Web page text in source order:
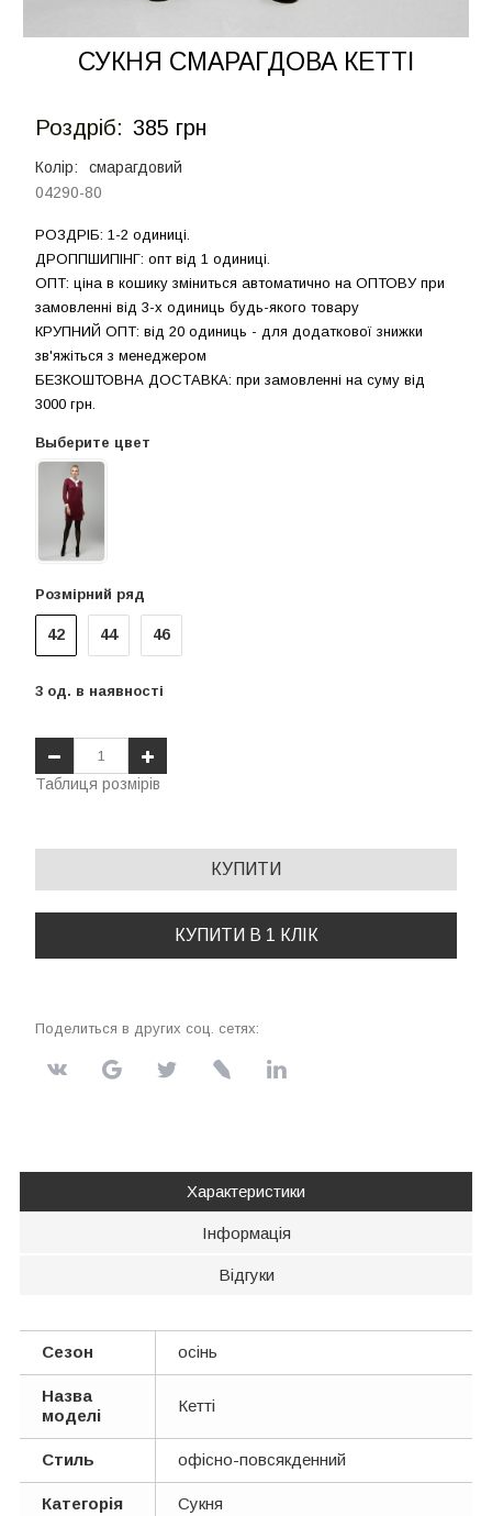
СУКНЯ СМАРАГДОВА КЕТТІ
Роздрiб: 385 грн
Колір:
смарагдовий
04290-80
РОЗДРIБ: 1-2 одиниці.
ДРОППШИПIНГ: опт від 1 одиницi.
ОПТ: ціна в кошику зміниться автоматично на ОПТОВУ при
замовленні від 3-х одиниць будь-якого товару
КРУПНИЙ ОПТ: від 20 одиниць - для додаткової знижки
зв'яжіться з менеджером
БЕЗКОШТОВНА ДОСТАВКА: при замовленні на суму вiд
3000 грн.
Выберите цвет
42 44 46
3 од. в наявності
Таблиця розмірів
КУПИТИ
КУПИТИ В 1 КЛІК
Поделиться в других соц. сетях:
Характеристики
Інформація
Відгуки
Сезон осінь
Назва
моделі
Кетті
Стиль офісно-повсякденний
Категорія Сукня